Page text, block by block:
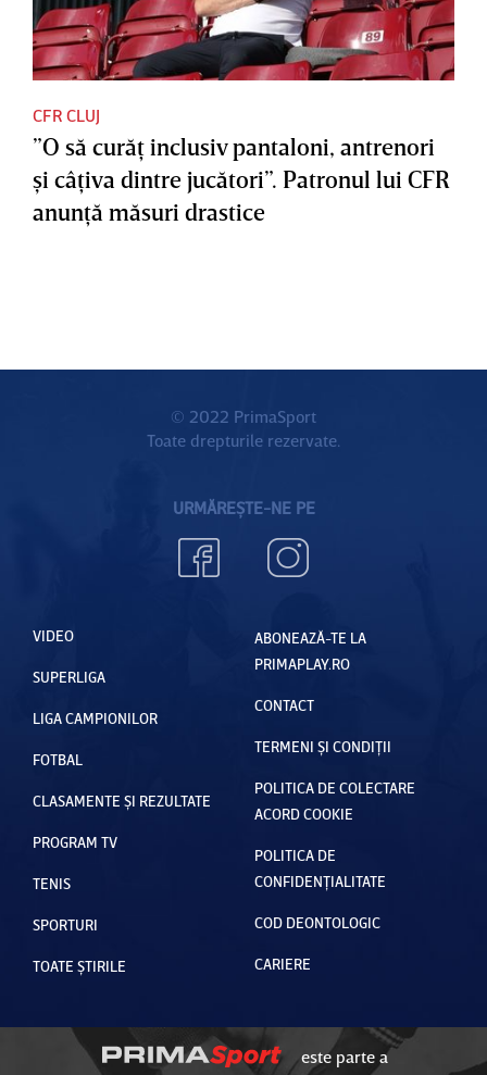
CFR CLUJ
”O să curăţ inclusiv pantaloni, antrenori
şi câţiva dintre jucători”. Patronul lui CFR
anunţă măsuri drastice
© 2022 PrimaSport
Toate drepturile rezervate.
URMĂREȘTE-NE PE
VIDEO
SUPERLIGA
LIGA CAMPIONILOR
FOTBAL
CLASAMENTE ȘI REZULTATE
PROGRAM TV
TENIS
SPORTURI
TOATE ȘTIRILE
ABONEAZĂ-TE LA
PRIMAPLAY.RO
CONTACT
TERMENI ȘI CONDIȚII
POLITICA DE COLECTARE
ACORD COOKIE
POLITICA DE
CONFIDENȚIALITATE
COD DEONTOLOGIC
CARIERE
este parte a